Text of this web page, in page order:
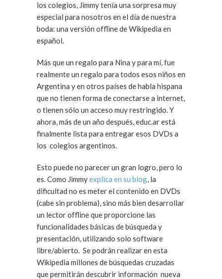
los colegios, Jimmy tenía una sorpresa muy
especial para nosotros en el día de nuestra
boda: una versión offline de Wikipedia en
español.
Más que un regalo para Nina y para mí, fue
realmente un regalo para todos esos niños en
Argentina y en otros países de habla hispana
que no tienen forma de conectarse a internet,
o tienen sólo un acceso muy restringido. Y
ahora, más de un año después, educ.ar está
finalmente lista para entregar esos DVDs a
los colegios argentinos.
Esto puede no parecer un gran logro, pero lo
es. Como Jimmy
explica en su blog, la
dificultad no es meter el contenido en DVDs
(cabe sin problema), sino más bien desarrollar
un lector offline que proporcione las
funcionalidades básicas de búsqueda y
presentación, utilizando solo software
libre/abierto. Se podrán realizar en esta
Wikipedia millones de búsquedas cruzadas
que permitirán descubrir información nueva